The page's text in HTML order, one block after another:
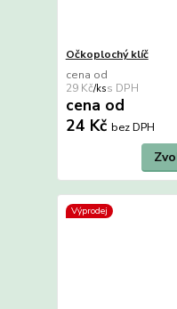
Očkoplochý klíč
cena od
29 Kč/ks
cena od
24 Kč bez DPH
Výprodej